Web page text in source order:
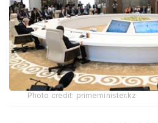
Photo credit: primeminister.kz